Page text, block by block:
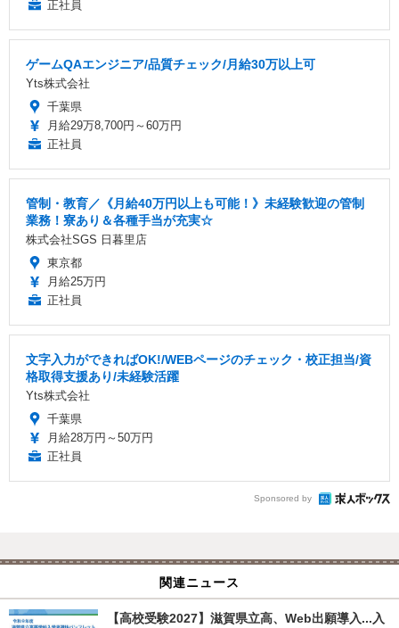
正社員
ゲームQAエンジニア/品質チェック/月給30万以上可
Yts株式会社
千葉県
月給29万8,700円～60万円
正社員
管制・教育／《月給40万円以上も可能！》未経験歓迎の管制
業務！寮あり＆各種手当が充実☆
株式会社SGS 日暮里店
東京都
月給25万円
正社員
文字入力ができればOK!/WEBページのチェック・校正担当/資
格取得支援あり/未経験活躍
Yts株式会社
千葉県
月給28万円～50万円
正社員
Sponsored by
関連ニュース
【高校受験2027】滋賀県立高、Web出願導入...入